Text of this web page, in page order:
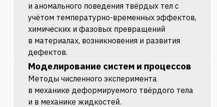
и аномального поведения твёрдых тел с
учётом температурно-временных эффектов,
химических и фазовых превращений
в материалах, возникновения и развития
дефектов.
Моделирование систем и процессов
Методы численного эксперимента
в механике деформируемого твёрдого тела
и в механике жидкостей.